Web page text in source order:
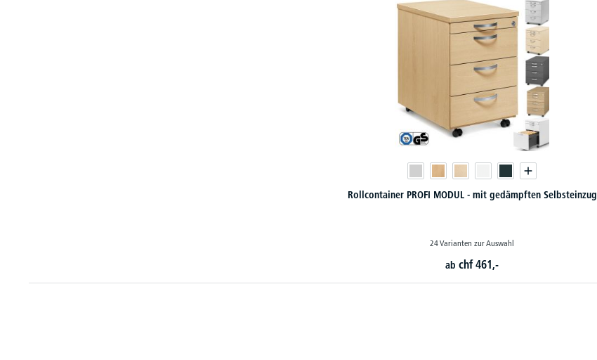
Rollcontainer PROFI MODUL - mit gedämpften Selbsteinzug
24 Varianten zur Auswahl
ab chf 461,-